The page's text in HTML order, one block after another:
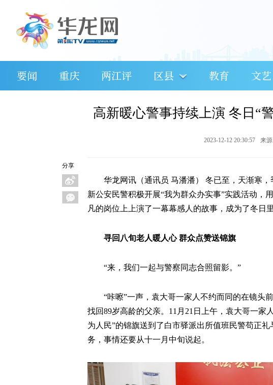
要闻 重庆 两江评 区县 教育 文艺
分享
高新暖心警事持续上演 冬日“
2023-12-12 20:30:57 来源
华龙网讯（通讯员 马潘潘） 冬已至，天渐寒
新公安民警积极开展“我为群众办实事”实践活动，
凡的岗位上上演了一幕幕感人的故事，成为了冬日
寻回八旬老人暖人心 群众点赞送锦旗
“来，我们一起与警察同志合照留影。”
“咔嚓”一声，袁大哥一家人不约而同的在镜头
找回89岁高龄的父亲。11月21日上午，袁大哥一家
为人民”的锦旗送到了白市驿派出所值班民警苟正
务，事情还要从十一月中旬说起。